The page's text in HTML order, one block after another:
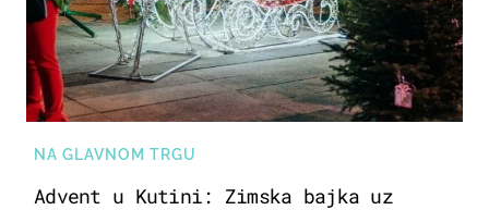
NA GLAVNOM TRGU
Advent u Kutini: Zimska bajka uz